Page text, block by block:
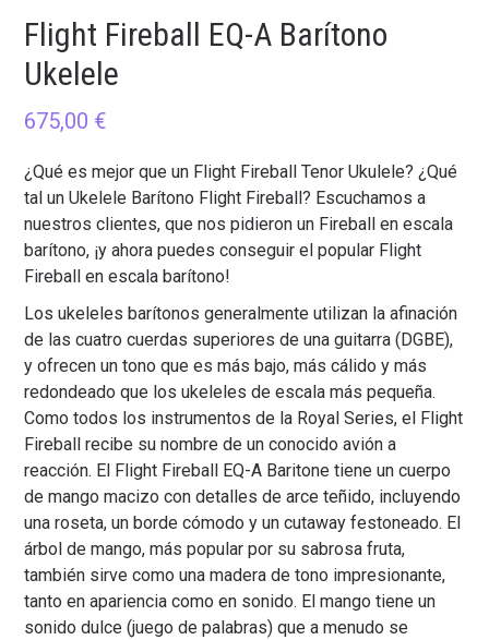
Flight Fireball EQ-A Barítono
Ukelele
675,00 €
¿Qué es mejor que un Flight Fireball Tenor Ukulele? ¿Qué
tal un Ukelele Barítono Flight Fireball? Escuchamos a
nuestros clientes, que nos pidieron un Fireball en escala
barítono, ¡y ahora puedes conseguir el popular Flight
Fireball en escala barítono!
Los ukeleles barítonos generalmente utilizan la afinación
de las cuatro cuerdas superiores de una guitarra (DGBE),
y ofrecen un tono que es más bajo, más cálido y más
redondeado que los ukeleles de escala más pequeña.
Como todos los instrumentos de la Royal Series, el Flight
Fireball recibe su nombre de un conocido avión a
reacción. El Flight Fireball EQ-A Baritone tiene un cuerpo
de mango macizo con detalles de arce teñido, incluyendo
una roseta, un borde cómodo y un cutaway festoneado. El
árbol de mango, más popular por su sabrosa fruta,
también sirve como una madera de tono impresionante,
tanto en apariencia como en sonido. El mango tiene un
sonido dulce (juego de palabras) que a menudo se